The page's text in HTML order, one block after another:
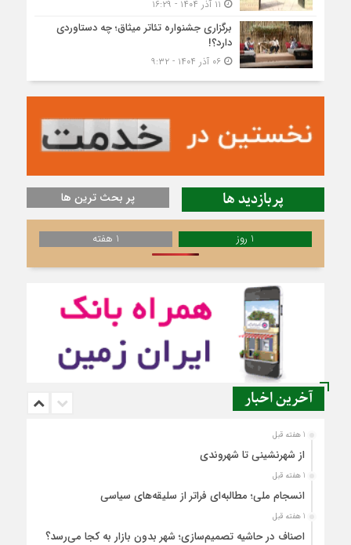
برگزاری جشنواره تئاتر میثاق؛ چه دستاوردی
دارد؟!
۰۶ آذر ۱۴۰۴ - ۹:۳۲
پربازدید ها پر بحث ترین ها
1 روز 1 هفته
آخرین اخبار
1 هفته قبل
از شهرنشینی تا شهروندی
1 هفته قبل
انسجام ملی؛ مطالبه‌ای فراتر از سلیقه‌های سیاسی
1 هفته قبل
اصناف در حاشیه تصمیم‌سازی؛ شهر بدون بازار به کجا می‌رسد؟